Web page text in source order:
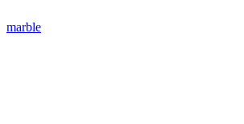
marble